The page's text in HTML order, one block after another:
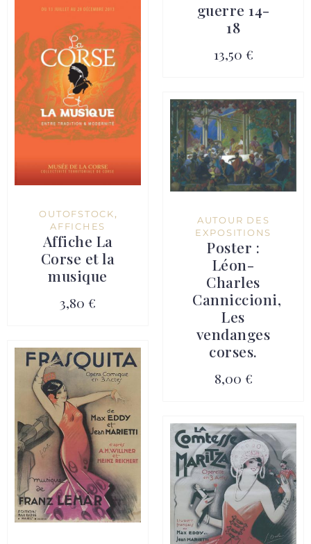
guerre 14-
18
13,50 €
OUTOFSTOCK,
AFFICHES
Affiche La
Corse et la
musique
3,80 €
AUTOUR DES
EXPOSITIONS
Poster :
Léon-
Charles
Canniccioni,
Les
vendanges
corses.
8,00 €